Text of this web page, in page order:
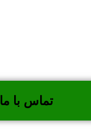
تماس با ما